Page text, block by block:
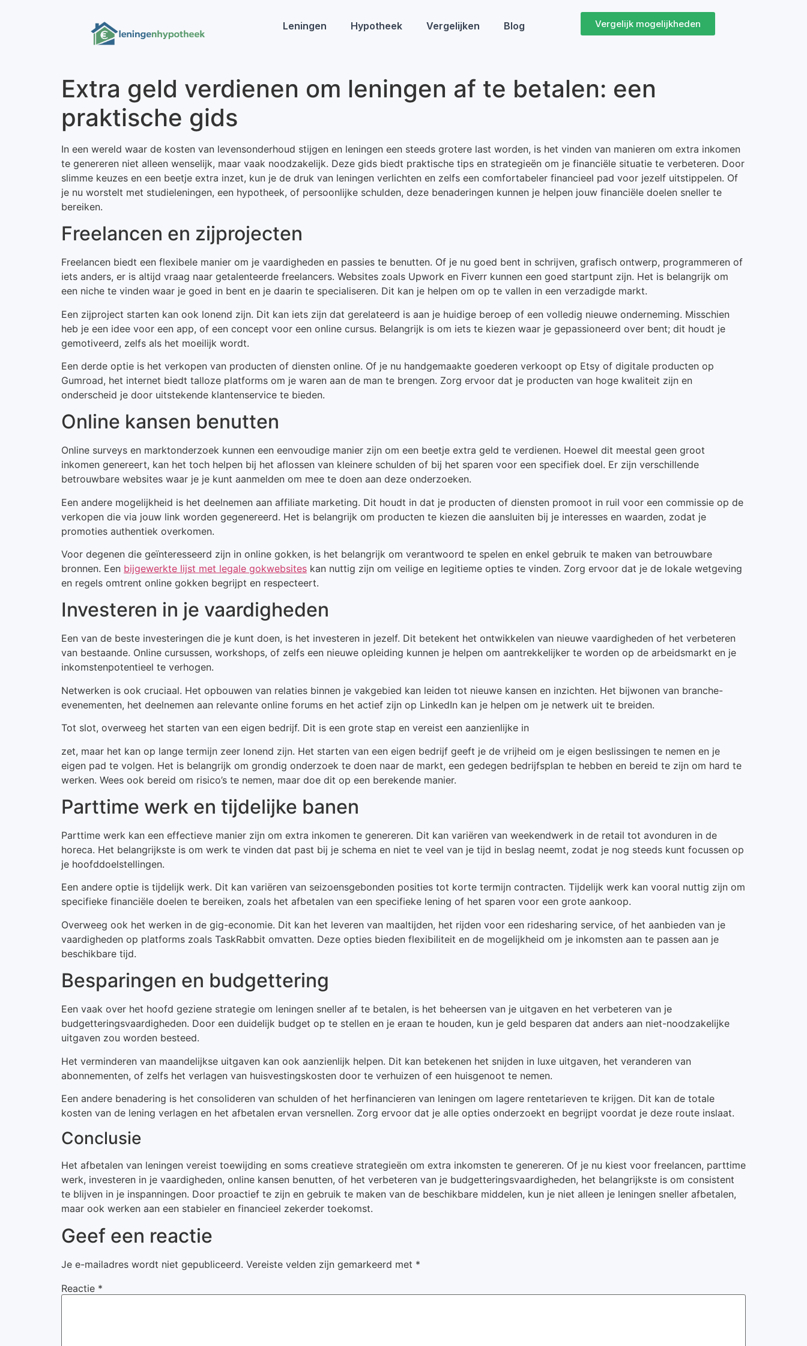
Leningen Hypotheek Vergelijken Blog Vergelijk mogelijkheden
Extra geld verdienen om leningen af te betalen: een
praktische gids
In een wereld waar de kosten van levensonderhoud stijgen en leningen een steeds grotere last worden, is het vinden van manieren om extra inkomen
te genereren niet alleen wenselijk, maar vaak noodzakelijk. Deze gids biedt praktische tips en strategieën om je financiële situatie te verbeteren. Door
slimme keuzes en een beetje extra inzet, kun je de druk van leningen verlichten en zelfs een comfortabeler financieel pad voor jezelf uitstippelen. Of
je nu worstelt met studieleningen, een hypotheek, of persoonlijke schulden, deze benaderingen kunnen je helpen jouw financiële doelen sneller te
bereiken.
Freelancen en zijprojecten
Freelancen biedt een flexibele manier om je vaardigheden en passies te benutten. Of je nu goed bent in schrijven, grafisch ontwerp, programmeren of
iets anders, er is altijd vraag naar getalenteerde freelancers. Websites zoals Upwork en Fiverr kunnen een goed startpunt zijn. Het is belangrijk om
een niche te vinden waar je goed in bent en je daarin te specialiseren. Dit kan je helpen om op te vallen in een verzadigde markt.
Een zijproject starten kan ook lonend zijn. Dit kan iets zijn dat gerelateerd is aan je huidige beroep of een volledig nieuwe onderneming. Misschien
heb je een idee voor een app, of een concept voor een online cursus. Belangrijk is om iets te kiezen waar je gepassioneerd over bent; dit houdt je
gemotiveerd, zelfs als het moeilijk wordt.
Een derde optie is het verkopen van producten of diensten online. Of je nu handgemaakte goederen verkoopt op Etsy of digitale producten op
Gumroad, het internet biedt talloze platforms om je waren aan de man te brengen. Zorg ervoor dat je producten van hoge kwaliteit zijn en
onderscheid je door uitstekende klantenservice te bieden.
Online kansen benutten
Online surveys en marktonderzoek kunnen een eenvoudige manier zijn om een beetje extra geld te verdienen. Hoewel dit meestal geen groot
inkomen genereert, kan het toch helpen bij het aflossen van kleinere schulden of bij het sparen voor een specifiek doel. Er zijn verschillende
betrouwbare websites waar je je kunt aanmelden om mee te doen aan deze onderzoeken.
Een andere mogelijkheid is het deelnemen aan affiliate marketing. Dit houdt in dat je producten of diensten promoot in ruil voor een commissie op de
verkopen die via jouw link worden gegenereerd. Het is belangrijk om producten te kiezen die aansluiten bij je interesses en waarden, zodat je
promoties authentiek overkomen.
Voor degenen die geïnteresseerd zijn in online gokken, is het belangrijk om verantwoord te spelen en enkel gebruik te maken van betrouwbare
bronnen. Een bijgewerkte lijst met legale gokwebsites kan nuttig zijn om veilige en legitieme opties te vinden. Zorg ervoor dat je de lokale wetgeving
en regels omtrent online gokken begrijpt en respecteert.
Investeren in je vaardigheden
Een van de beste investeringen die je kunt doen, is het investeren in jezelf. Dit betekent het ontwikkelen van nieuwe vaardigheden of het verbeteren
van bestaande. Online cursussen, workshops, of zelfs een nieuwe opleiding kunnen je helpen om aantrekkelijker te worden op de arbeidsmarkt en je
inkomstenpotentieel te verhogen.
Netwerken is ook cruciaal. Het opbouwen van relaties binnen je vakgebied kan leiden tot nieuwe kansen en inzichten. Het bijwonen van branche-
evenementen, het deelnemen aan relevante online forums en het actief zijn op LinkedIn kan je helpen om je netwerk uit te breiden.
Tot slot, overweeg het starten van een eigen bedrijf. Dit is een grote stap en vereist een aanzienlijke in
zet, maar het kan op lange termijn zeer lonend zijn. Het starten van een eigen bedrijf geeft je de vrijheid om je eigen beslissingen te nemen en je
eigen pad te volgen. Het is belangrijk om grondig onderzoek te doen naar de markt, een gedegen bedrijfsplan te hebben en bereid te zijn om hard te
werken. Wees ook bereid om risico’s te nemen, maar doe dit op een berekende manier.
Parttime werk en tijdelijke banen
Parttime werk kan een effectieve manier zijn om extra inkomen te genereren. Dit kan variëren van weekendwerk in de retail tot avonduren in de
horeca. Het belangrijkste is om werk te vinden dat past bij je schema en niet te veel van je tijd in beslag neemt, zodat je nog steeds kunt focussen op
je hoofddoelstellingen.
Een andere optie is tijdelijk werk. Dit kan variëren van seizoensgebonden posities tot korte termijn contracten. Tijdelijk werk kan vooral nuttig zijn om
specifieke financiële doelen te bereiken, zoals het afbetalen van een specifieke lening of het sparen voor een grote aankoop.
Overweeg ook het werken in de gig-economie. Dit kan het leveren van maaltijden, het rijden voor een ridesharing service, of het aanbieden van je
vaardigheden op platforms zoals TaskRabbit omvatten. Deze opties bieden flexibiliteit en de mogelijkheid om je inkomsten aan te passen aan je
beschikbare tijd.
Besparingen en budgettering
Een vaak over het hoofd geziene strategie om leningen sneller af te betalen, is het beheersen van je uitgaven en het verbeteren van je
budgetteringsvaardigheden. Door een duidelijk budget op te stellen en je eraan te houden, kun je geld besparen dat anders aan niet-noodzakelijke
uitgaven zou worden besteed.
Het verminderen van maandelijkse uitgaven kan ook aanzienlijk helpen. Dit kan betekenen het snijden in luxe uitgaven, het veranderen van
abonnementen, of zelfs het verlagen van huisvestingskosten door te verhuizen of een huisgenoot te nemen.
Een andere benadering is het consolideren van schulden of het herfinancieren van leningen om lagere rentetarieven te krijgen. Dit kan de totale
kosten van de lening verlagen en het afbetalen ervan versnellen. Zorg ervoor dat je alle opties onderzoekt en begrijpt voordat je deze route inslaat.
Conclusie
Het afbetalen van leningen vereist toewijding en soms creatieve strategieën om extra inkomsten te genereren. Of je nu kiest voor freelancen, parttime
werk, investeren in je vaardigheden, online kansen benutten, of het verbeteren van je budgetteringsvaardigheden, het belangrijkste is om consistent
te blijven in je inspanningen. Door proactief te zijn en gebruik te maken van de beschikbare middelen, kun je niet alleen je leningen sneller afbetalen,
maar ook werken aan een stabieler en financieel zekerder toekomst.
Geef een reactie
Je e-mailadres wordt niet gepubliceerd. Vereiste velden zijn gemarkeerd met *
Reactie *